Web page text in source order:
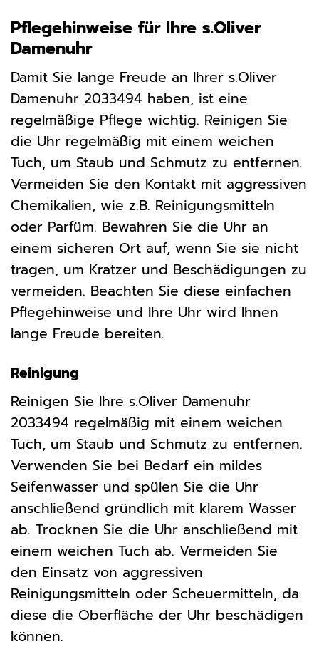
Pflegehinweise für Ihre s.Oliver
Damenuhr
Damit Sie lange Freude an Ihrer s.Oliver
Damenuhr 2033494 haben, ist eine
regelmäßige Pflege wichtig. Reinigen Sie
die Uhr regelmäßig mit einem weichen
Tuch, um Staub und Schmutz zu entfernen.
Vermeiden Sie den Kontakt mit aggressiven
Chemikalien, wie z.B. Reinigungsmitteln
oder Parfüm. Bewahren Sie die Uhr an
einem sicheren Ort auf, wenn Sie sie nicht
tragen, um Kratzer und Beschädigungen zu
vermeiden. Beachten Sie diese einfachen
Pflegehinweise und Ihre Uhr wird Ihnen
lange Freude bereiten.
Reinigung
Reinigen Sie Ihre s.Oliver Damenuhr
2033494 regelmäßig mit einem weichen
Tuch, um Staub und Schmutz zu entfernen.
Verwenden Sie bei Bedarf ein mildes
Seifenwasser und spülen Sie die Uhr
anschließend gründlich mit klarem Wasser
ab. Trocknen Sie die Uhr anschließend mit
einem weichen Tuch ab. Vermeiden Sie
den Einsatz von aggressiven
Reinigungsmitteln oder Scheuermitteln, da
diese die Oberfläche der Uhr beschädigen
können.